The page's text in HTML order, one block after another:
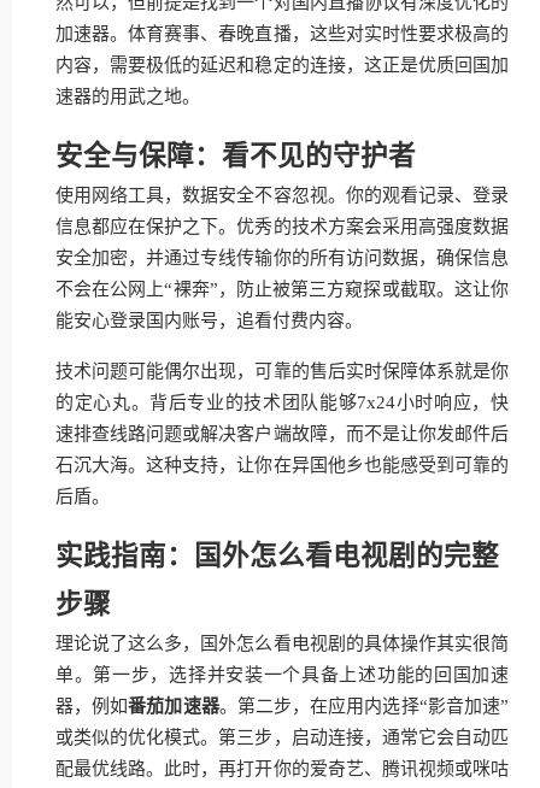
加速器。体育赛事、春晚直播，这些对实时性要求极高的
内容，需要极低的延迟和稳定的连接，这正是优质回国加
速器的用武之地。
安全与保障：看不见的守护者
使用网络工具，数据安全不容忽视。你的观看记录、登录
信息都应在保护之下。优秀的技术方案会采用高强度数据
安全加密，并通过专线传输你的所有访问数据，确保信息
不会在公网上“裸奔”，防止被第三方窥探或截取。这让你
能安心登录国内账号，追看付费内容。
技术问题可能偶尔出现，可靠的售后实时保障体系就是你
的定心丸。背后专业的技术团队能够7x24小时响应，快
速排查线路问题或解决客户端故障，而不是让你发邮件后
石沉大海。这种支持，让你在异国他乡也能感受到可靠的
后盾。
实践指南：国外怎么看电视剧的完整
步骤
理论说了这么多，国外怎么看电视剧的具体操作其实很简
单。第一步，选择并安装一个具备上述功能的回国加速
器，例如番茄加速器。第二步，在应用内选择“影音加速”
或类似的优化模式。第三步，启动连接，通常它会自动匹
配最优线路。此时，再打开你的爱奇艺、腾讯视频或咪咕